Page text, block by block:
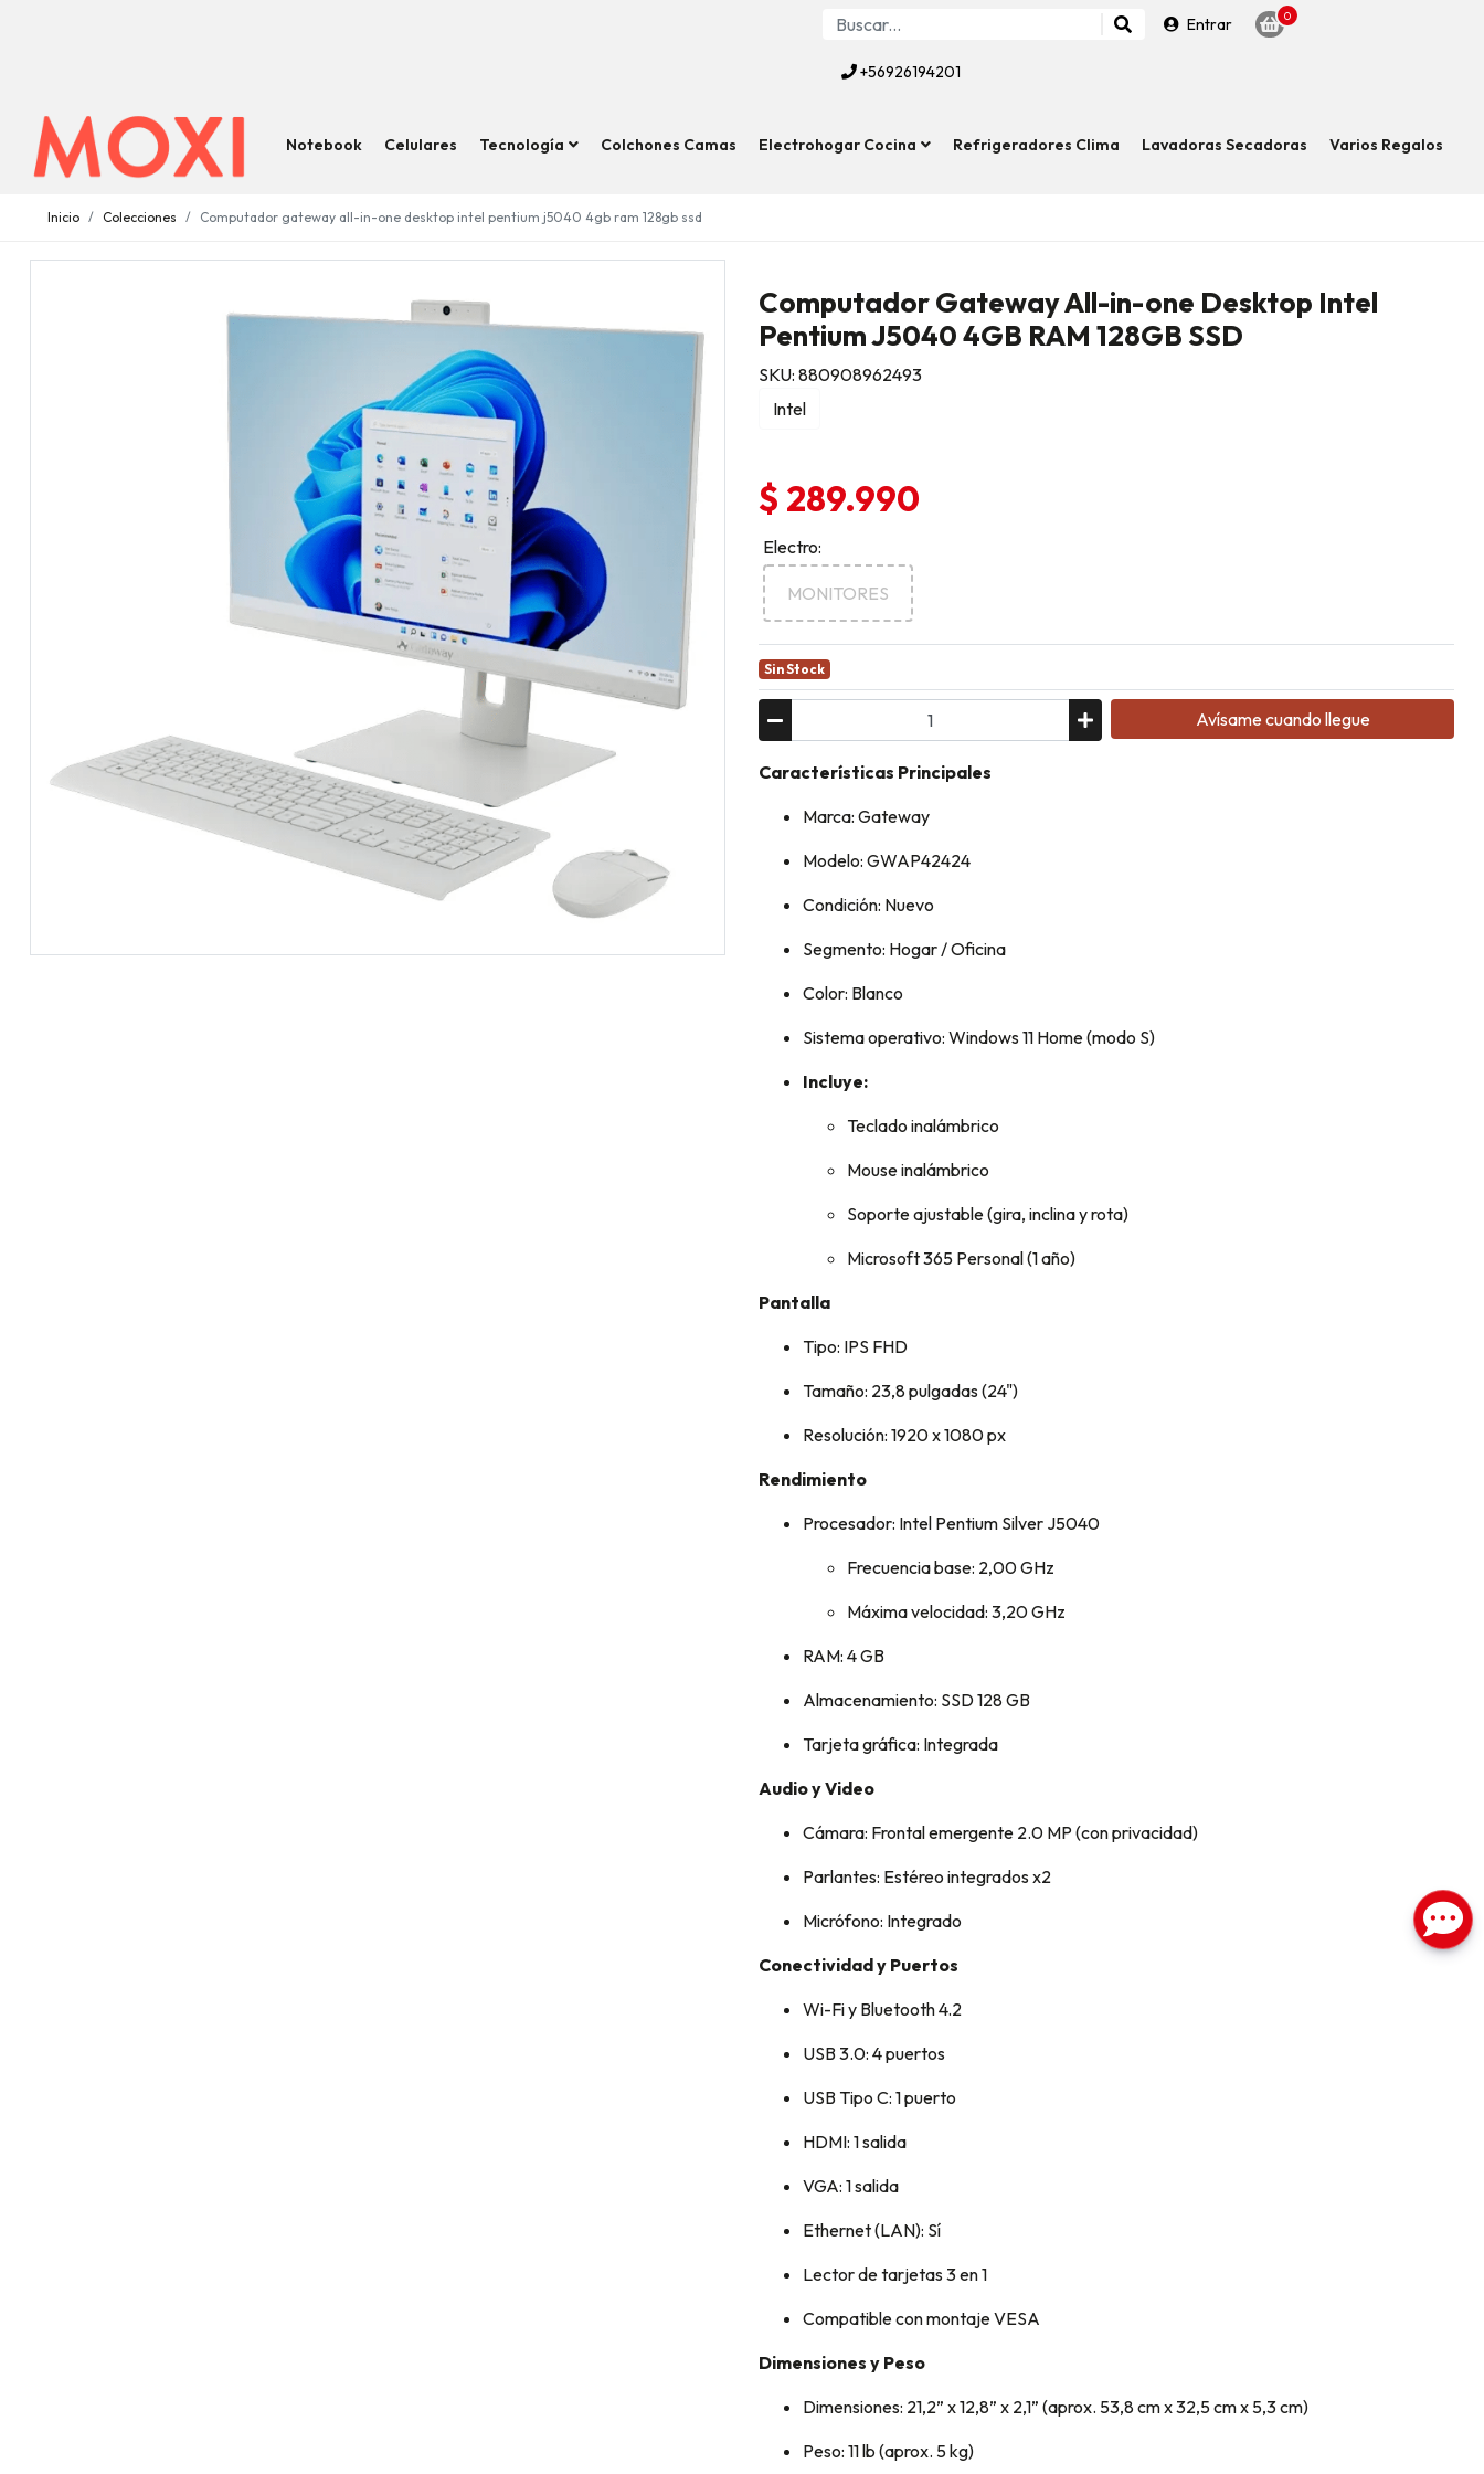
Entrar 0
+56926194201
Notebook Celulares Tecnología Colchones Camas Electrohogar Cocina Refrigeradores Clima Lavadoras Secadoras Varios Regalos
Inicio Colecciones Computador gateway all-in-one desktop intel pentium j5040 4gb ram 128gb ssd
Computador Gateway All-in-one Desktop Intel
Pentium J5040 4GB RAM 128GB SSD
SKU: 880908962493
Intel
$ 289.990
Electro:
MONITORES
Sin Stock
Avísame cuando llegue
Características Principales
Marca: Gateway
Modelo: GWAP42424
Condición: Nuevo
Segmento: Hogar / Oficina
Color: Blanco
Sistema operativo: Windows 11 Home (modo S)
Incluye:
Teclado inalámbrico
Mouse inalámbrico
Soporte ajustable (gira, inclina y rota)
Microsoft 365 Personal (1 año)
Pantalla
Tipo: IPS FHD
Tamaño: 23,8 pulgadas (24")
Resolución: 1920 x 1080 px
Rendimiento
Procesador: Intel Pentium Silver J5040
Frecuencia base: 2,00 GHz
Máxima velocidad: 3,20 GHz
RAM: 4 GB
Almacenamiento: SSD 128 GB
Tarjeta gráfica: Integrada
Audio y Video
Cámara: Frontal emergente 2.0 MP (con privacidad)
Parlantes: Estéreo integrados x2
Micrófono: Integrado
Conectividad y Puertos
Wi-Fi y Bluetooth 4.2
USB 3.0: 4 puertos
USB Tipo C: 1 puerto
HDMI: 1 salida
VGA: 1 salida
Ethernet (LAN): Sí
Lector de tarjetas 3 en 1
Compatible con montaje VESA
Dimensiones y Peso
Dimensiones: 21,2” x 12,8” x 2,1” (aprox. 53,8 cm x 32,5 cm x 5,3 cm)
Peso: 11 lb (aprox. 5 kg)